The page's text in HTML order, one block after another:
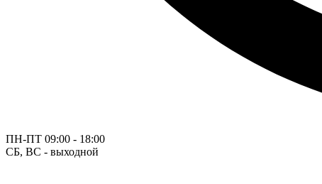
ПН-ПТ 09:00 - 18:00
СБ, ВС - выходной